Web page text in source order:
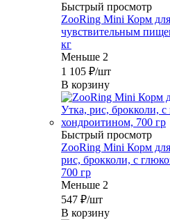
Быстрый просмотр
ZooRing Mini Корм
чувствительным
кг
Меньше 2
1 105 ₽/шт
В корзину
Быстрый просмотр
ZooRing Mini Корм
рис, брокколи, с
700 гр
Меньше 2
547 ₽/шт
В корзину